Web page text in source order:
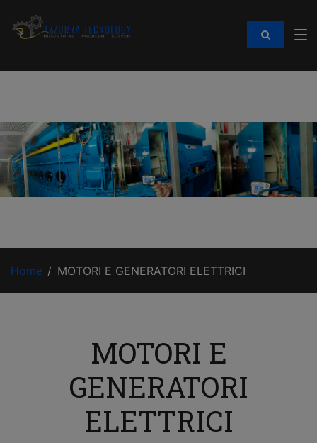
Home MOTORI E GENERATORI ELETTRICI
MOTORI E
GENERATORI
ELETTRICI